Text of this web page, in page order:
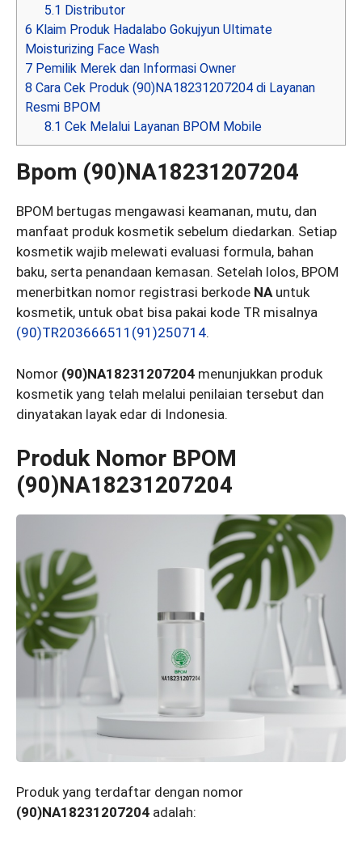
5.1 Distributor
6 Klaim Produk Hadalabo Gokujyun Ultimate
Moisturizing Face Wash
7 Pemilik Merek dan Informasi Owner
8 Cara Cek Produk (90)NA18231207204 di Layanan
Resmi BPOM
8.1 Cek Melalui Layanan BPOM Mobile
Bpom (90)NA18231207204
BPOM bertugas mengawasi keamanan, mutu, dan
manfaat produk kosmetik sebelum diedarkan. Setiap
kosmetik wajib melewati evaluasi formula, bahan
baku, serta penandaan kemasan. Setelah lolos, BPOM
menerbitkan nomor registrasi berkode NAuntuk
kosmetik, untuk obat bisa pakai kode TR misalnya
(90)TR203666511(91)250714.
Nomor (90)NA18231207204 menunjukkan produk
kosmetik yang telah melalui penilaian tersebut dan
dinyatakan layak edar di Indonesia.
Produk Nomor BPOM
(90)NA18231207204
Produk yang terdaftar dengan nomor
(90)NA18231207204 adalah: